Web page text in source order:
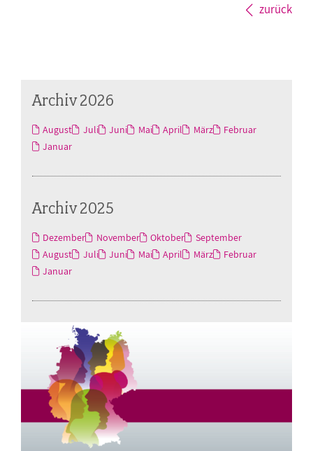
zurück
Archiv 2026
August Juli Juni Mai April März
Februar
Januar
Archiv 2025
Dezember November Oktober
September
August
Juli Juni Mai April März
Februar
Januar